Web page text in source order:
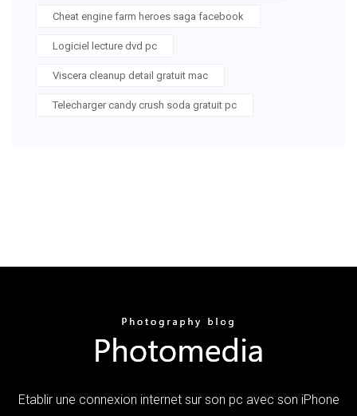
Cheat engine farm heroes saga facebook
Logiciel lecture dvd pc
Viscera cleanup detail gratuit mac
Telecharger candy crush soda gratuit pc
Etablir une connexion internet sur son pc avec son iPhone